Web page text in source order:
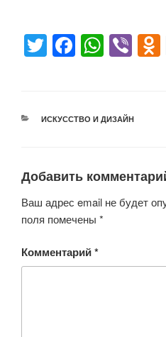
T
er
F
e
o
k
W
s
p
Vi
РУБРИКИ
ИСКУССТВО И ДИЗАЙН
Добавить
Ваш адрес email не будет
поля помечены *
Комментарий*